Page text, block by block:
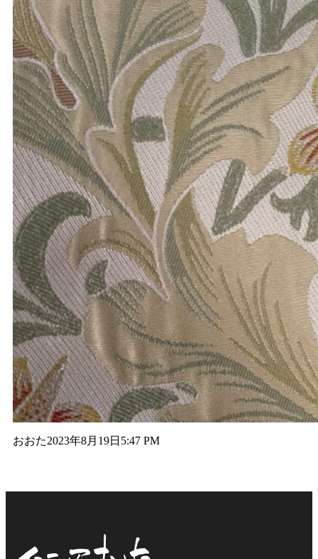
おおた2023年8月19日 5:47 PM